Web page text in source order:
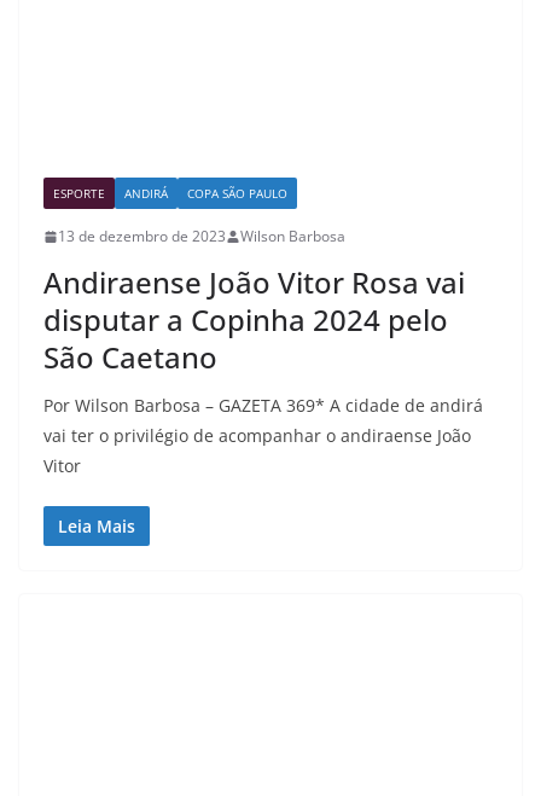
ESPORTE ANDIRÁ COPA SÃO PAULO
13 de dezembro de 2023 Wilson Barbosa
Andiraense João Vitor Rosa vai
disputar a Copinha 2024 pelo
São Caetano
Por Wilson Barbosa – GAZETA 369* A cidade de andirá
vai ter o privilégio de acompanhar o andiraense João
Vitor
Leia Mais